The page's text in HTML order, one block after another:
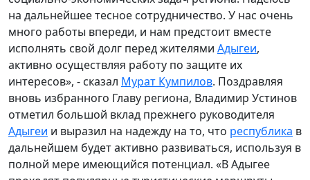
на дальнейшее тесное сотрудничество. У нас очень
много работы впереди, и нам предстоит вместе
исполнять свой долг перед жителями Адыгеи,
активно осуществляя работу по защите их
интересов», - сказал Мурат Кумпилов. Поздравляя
вновь избранного Главу региона, Владимир Устинов
отметил большой вклад прежнего руководителя
Адыгеи и выразил на надежду на то, что республика в
дальнейшем будет активно развиваться, используя в
полной мере имеющийся потенциал. «В Адыгее